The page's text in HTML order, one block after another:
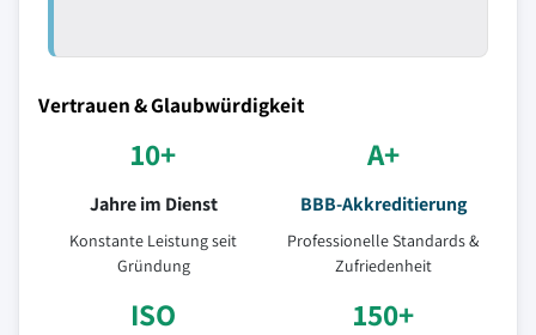
Vertrauen & Glaubwürdigkeit
10+
Jahre im Dienst
Konstante Leistung seit
Gründung
A+
BBB-Akkreditierung
Professionelle Standards &
Zufriedenheit
ISO 150+